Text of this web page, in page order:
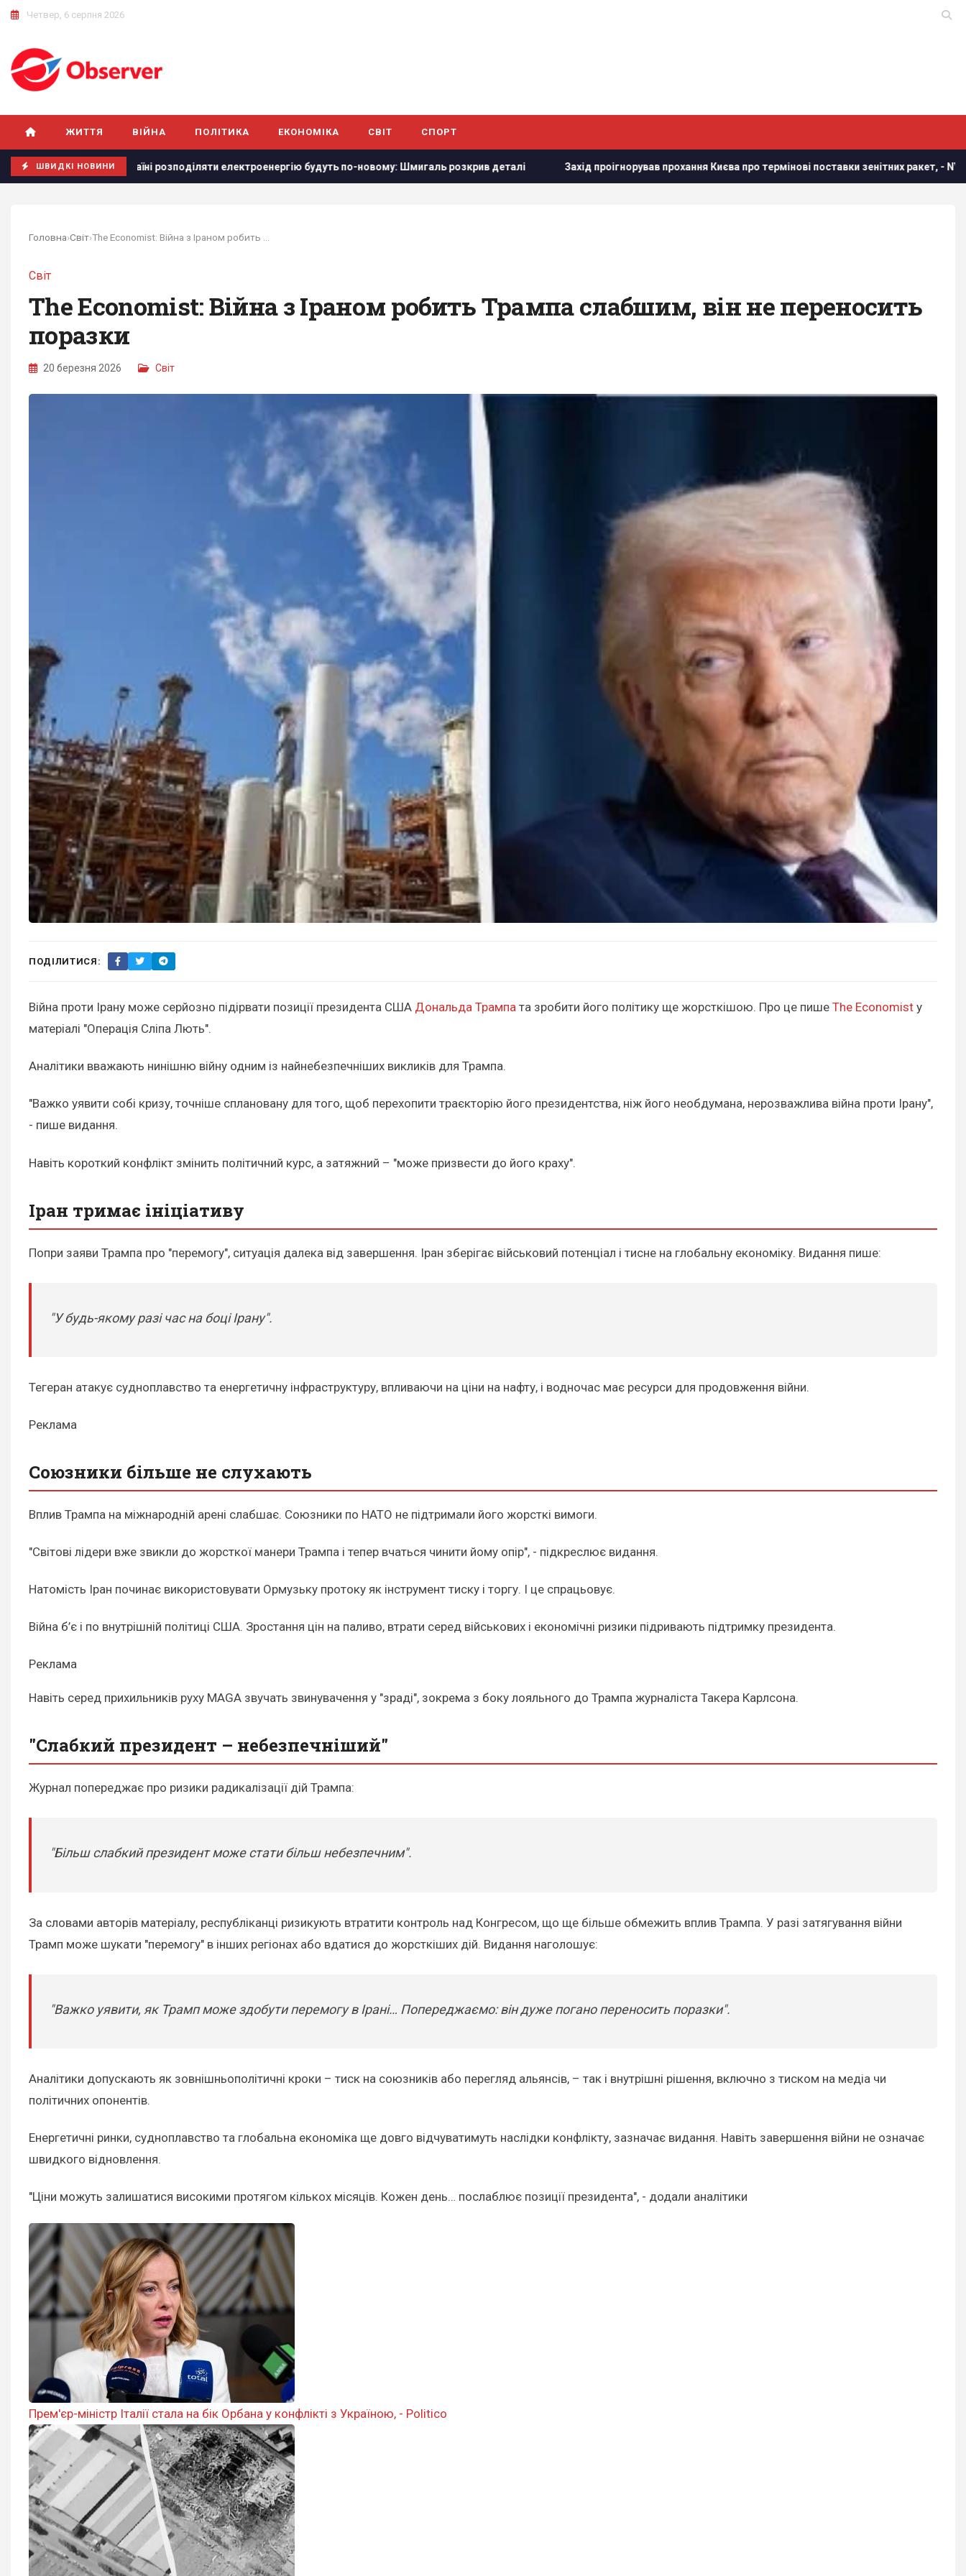
Четвер, 6 серпня 2026
ЖИТТЯ ВІЙНА ПОЛІТИКА ЕКОНОМІКА СВІТ СПОРТ
ШВИДКІ НОВИНИ
Україні розподіляти електроенергію будуть по-новому: Шмигаль розкрив деталі Захід проігнорував прохання Києва про термінові поставки зенітних ракет, - NYT У Польщі
Головна›Світ›
Світ
The Economist: Війна з Іраном робить Трампа слабшим, він не переносить
поразки
20 березня 2026 Світ
ПОДІЛИТИСЯ:
Війна проти Ірану може серйозно підірвати позиції президента США Дональда Трампа та зробити його політику ще жорсткішою. Про це пише The Economist у
матеріалі "Операція Сліпа Лють".
Аналітики вважають нинішню війну одним із найнебезпечніших викликів для Трампа.
"Важко уявити собі кризу, точніше сплановану для того, щоб перехопити траєкторію його президентства, ніж його необдумана, нерозважлива війна проти Ірану",
- пише видання.
Навіть короткий конфлікт змінить політичний курс, а затяжний – "може призвести до його краху".
Іран тримає ініціативу
Попри заяви Трампа про "перемогу", ситуація далека від завершення. Іран зберігає військовий потенціал і тисне на глобальну економіку. Видання пише:
"У будь-якому разі час на боці Ірану".
Тегеран атакує судноплавство та енергетичну інфраструктуру, впливаючи на ціни на нафту, і водночас має ресурси для продовження війни.
Реклама
Союзники більше не слухають
Вплив Трампа на міжнародній арені слабшає. Союзники по НАТО не підтримали його жорсткі вимоги.
"Світові лідери вже звикли до жорсткої манери Трампа і тепер вчаться чинити йому опір", - підкреслює видання.
Натомість Іран починає використовувати Ормузьку протоку як інструмент тиску і торгу. І це спрацьовує.
Війна б’є і по внутрішній політиці США. Зростання цін на паливо, втрати серед військових і економічні ризики підривають підтримку президента.
Реклама
Навіть серед прихильників руху MAGA звучать звинувачення у "зраді", зокрема з боку лояльного до Трампа журналіста Такера Карлсона.
"Слабкий президент – небезпечніший"
Журнал попереджає про ризики радикалізації дій Трампа:
"Більш слабкий президент може стати більш небезпечним".
За словами авторів матеріалу, республіканці ризикують втратити контроль над Конгресом, що ще більше обмежить вплив Трампа. У разі затягування війни
Трамп може шукати "перемогу" в інших регіонах або вдатися до жорсткіших дій. Видання наголошує:
"Важко уявити, як Трамп може здобути перемогу в Ірані… Попереджаємо: він дуже погано переносить поразки".
Аналітики допускають як зовнішньополітичні кроки – тиск на союзників або перегляд альянсів, – так і внутрішні рішення, включно з тиском на медіа чи
політичних опонентів.
Енергетичні ринки, судноплавство та глобальна економіка ще довго відчуватимуть наслідки конфлікту, зазначає видання. Навіть завершення війни не означає
швидкого відновлення.
"Ціни можуть залишатися високими протягом кількох місяців. Кожен день… послаблює позиції президента", - додали аналітики
Прем'єр-міністр Італії стала на бік Орбана у конфлікті з Україною, - Politico